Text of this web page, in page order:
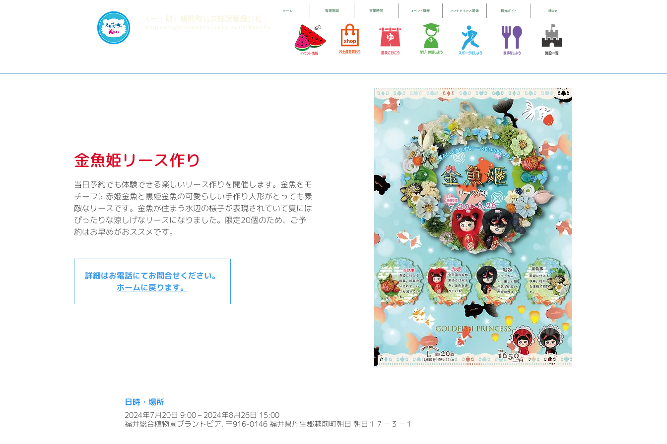
​（一・財）越前町公共施設管理公社
​Echizencyo koukyosisetu kanrikousha
ホーム 管理施設 営業時間 イベント情報 コロナウイルス関係 観光ガイド More
金魚姫リース作り
当日予約でも体験できる楽しいリース作りを開催します。金魚をモ
チーフに赤姫金魚と黒姫金魚の可愛らしい手作り人形がとっても素
敵なリースです。金魚が住まう水辺の様子が表現されていて夏には
ぴったりな涼しげなリースになりました。限定20個のため、ご予
約はお早めがおススメです。
詳細はお電話にてお問合せください。
ホームに戻ります。
日時・場所
2024年7月20日 9:00 – 2024年8月26日 15:00
福井総合植物園プラントピア, 〒916-0146 福井県丹生郡越前町朝日 朝日１７－３－１